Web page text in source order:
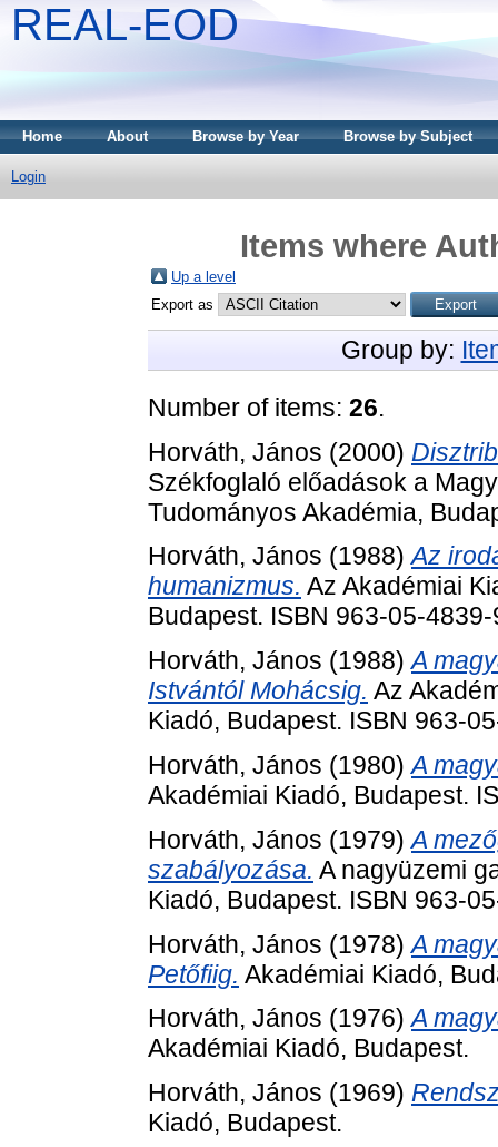
REAL-EOD
Home About Browse by Year Browse by Subject
Login
Items where
Up a level
Export as
Group by:
Number of items: 26.
Horváth, János (2000)
Székfoglaló előadások a
Tudományos Akadémia,
Horváth, János (1988)Az
humanizmus. Az Akadémiai
Budapest. ISBN 963-05-4839-
Horváth, János (1988)A
Istvántól Mohácsig. Az
Kiadó, Budapest. ISBN 963-
Horváth, János (1980)A
Akadémiai Kiadó, Budapest.
Horváth, János (1979)A
szabályozása. A nagyüzemi
Kiadó, Budapest. ISBN 963-
Horváth, János (1978)A
Petőfiig. Akadémiai Kiadó,
Horváth, János (1976)A
Akadémiai Kiadó, Budapest.
Horváth, János (1969)
Kiadó, Budapest.